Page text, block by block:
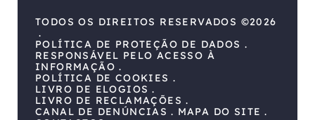
TODOS OS DIREITOS RESERVADOS ©2026
POLÍTICA DE PROTEÇÃO DE DADOS
RESPONSÁVEL PELO ACESSO À
INFORMAÇÃO
POLÍTICA DE COOKIES
LIVRO DE ELOGIOS
LIVRO DE RECLAMAÇÕES
CANAL DE DENÚNCIAS
MAPA DO SITE